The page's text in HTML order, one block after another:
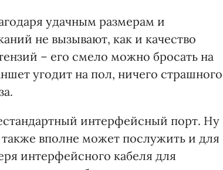
удачным размерам и
не вызывают, как и качество
– его смело можно бросать на
угодит на пол, ничего страшного
интерфейсный порт. Ну
также вполне может послужить и для
интерфейсного кабеля для